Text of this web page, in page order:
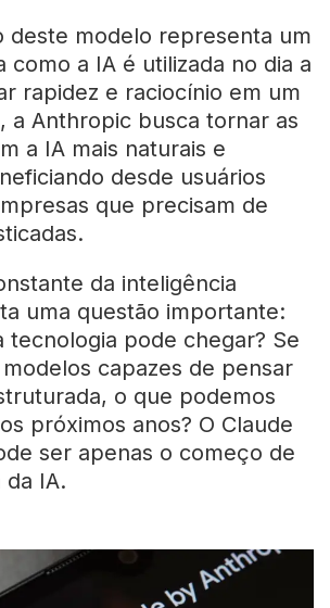
deste modelo representa um
como a IA é utilizada no dia a
rapidez e raciocínio em um
a Anthropic busca tornar as
a IA mais naturais e
desde usuários
que precisam de
da inteligência
uma questão importante:
tecnologia pode chegar? Se
capazes de pensar
o que podemos
próximos anos? O Claude
ser apenas o começo de
da IA.